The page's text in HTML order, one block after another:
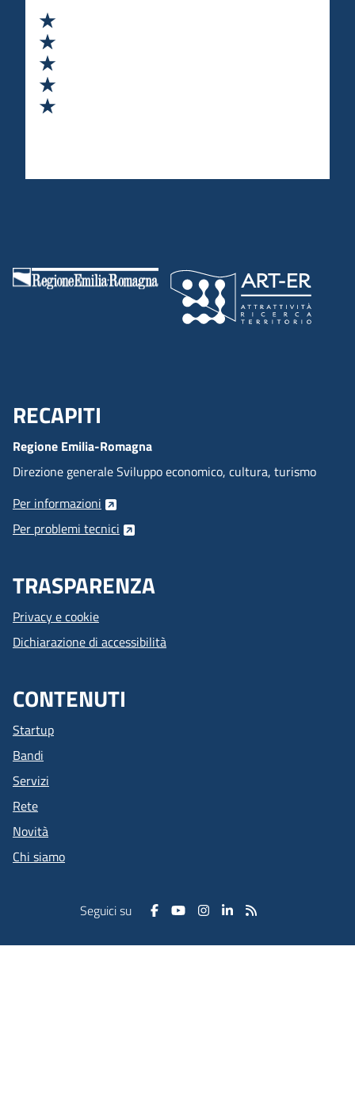
Menu Footer
RECAPITI
Regione Emilia-Romagna
Direzione generale Sviluppo economico, cultura, turismo
Per informazioni
Per problemi tecnici
TRASPARENZA
Privacy e cookie
Dichiarazione di accessibilità
CONTENUTI
Startup
Bandi
Servizi
Rete
Novità
Chi siamo
Seguici su